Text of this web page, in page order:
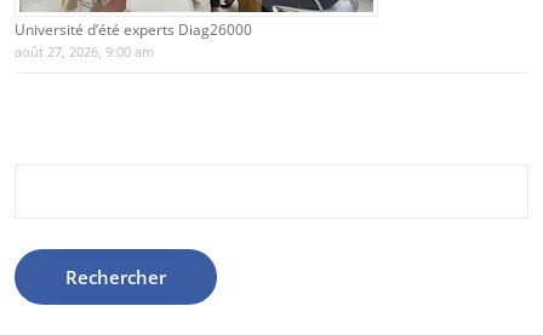
Université d’été experts Diag26000
août 27, 2026, 9:00 am